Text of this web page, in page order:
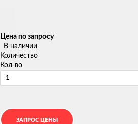
Цена по запросу
В наличии
Количество
Кол-во